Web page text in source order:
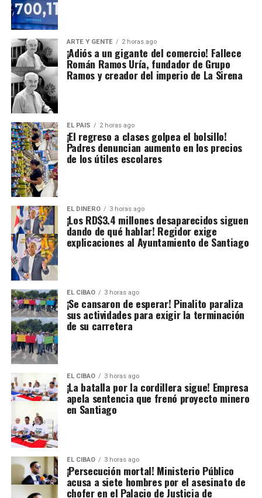
ARTE Y GENTE 2 horas ago
¡Adiós a un gigante del comercio! Fallece
Román Ramos Uría, fundador de Grupo
Ramos y creador del imperio de La Sirena
EL PAIS 2 horas ago
¡El regreso a clases golpea el bolsillo!
Padres denuncian aumento en los precios
de los útiles escolares
EL DINERO 3 horas ago
¡Los RD$3.4 millones desaparecidos siguen
dando de qué hablar! Regidor exige
explicaciones al Ayuntamiento de Santiago
EL CIBAO 3 horas ago
¡Se cansaron de esperar! Pinalito paraliza
sus actividades para exigir la terminación
de su carretera
EL CIBAO 3 horas ago
¡La batalla por la cordillera sigue! Empresa
apela sentencia que frenó proyecto minero
en Santiago
EL CIBAO 3 horas ago
¡Persecución mortal! Ministerio Público
acusa a siete hombres por el asesinato de
chofer en el Palacio de Justicia de